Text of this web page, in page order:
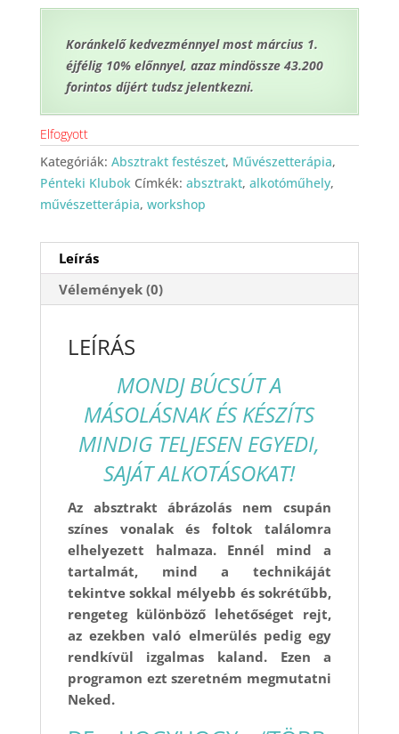
Koránkelő kedvezménnyel most március 1.
éjfélig 10% előnnyel, azaz mindössze 43.200
forintos díjért tudsz jelentkezni.
Elfogyott
Kategóriák: Absztrakt festészet, Művészetterápia,
Pénteki Klubok Címkék: absztrakt, alkotóműhely,
művészetterápia, workshop
Leírás
Vélemények (0)
LEÍRÁS
MONDJ BÚCSÚT A
MÁSOLÁSNAK ÉS KÉSZÍTS
MINDIG TELJESEN EGYEDI,
SAJÁT ALKOTÁSOKAT!
Az absztrakt ábrázolás nem csupán
színes vonalak és foltok találomra
elhelyezett halmaza. Ennél mind a
tartalmát, mind a technikáját
tekintve sokkal mélyebb és sokrétűbb,
rengeteg különböző lehetőséget rejt,
az ezekben való elmerülés pedig egy
rendkívül izgalmas kaland. Ezen a
programon ezt szeretném megmutatni
Neked.